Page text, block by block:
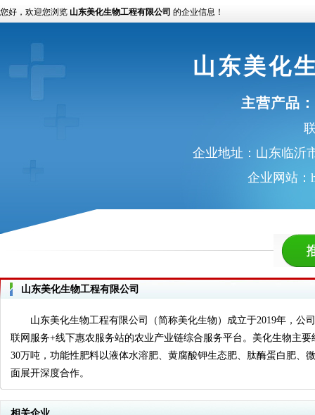
您好，欢迎您浏览 山东美化生物工程有限公司 的企业信息！
山东美化
主营产品：
企业地址：山东临沂
企业网站：
山东美化生物工程有限公司
山东美化生物工程有限公司（简称美化生物）成立于2019年，公
联网服务+线下惠农服务站的农业产业链综合服务平台。美化生物主
30万吨，功能性肥料以液体水溶肥、黄腐酸钾生态肥、肽酶蛋白肥、
面展开深度合作。